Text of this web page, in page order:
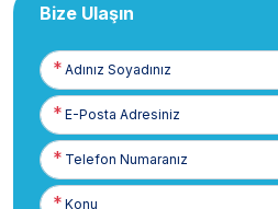
Bize Ulaşın
Adınız
Soyadınız
E-
Posta
Telefon
Numaranız